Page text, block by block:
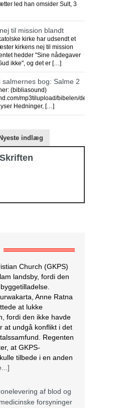
led han omsider Sult, 3
til mission blandt
kirke har udsendt et
kirkens nej til mission
hedder "Sine nådegaver
ikke", og det er […]
bog: Salme 2
(bibliasound)
mp3tilupload/bibelen/
Hedninger, […]
Nyeste indlæg
Skriften
i Indonesien
i
Church (GKPS)
landsby, fordi den
at undgå konflikt i det
tilbede i en anden
af blod og
forsyninger
og katastrofetider
droner være den
og mest
måde at
i periferien og til
28. marts lettede en